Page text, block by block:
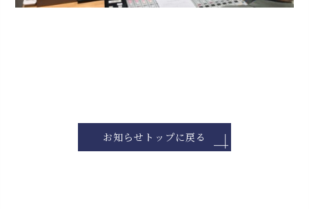
お知らせトップに戻る